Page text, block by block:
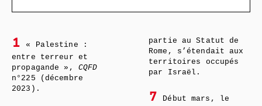
1
« Palestine :
entre terreur et
propagande », CQFD
n°225 (décembre
2023).
partie au Statut de
Rome, s’étendait aux
territoires occupés
par Israël.
7
Début mars, le